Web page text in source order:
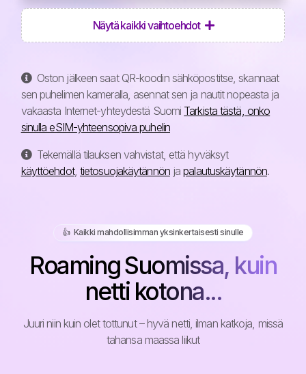
Näytä kaikki vaihtoehdot
Oston jälkeen saat QR-koodin sähköpostitse, skannaat
sen puhelimen kameralla, asennat sen ja nautit nopeasta ja
vakaasta Internet-yhteydestä Suomi Tarkista tästä, onko
sinulla eSIM-yhteensopiva puhelin
Tekemällä tilauksen vahvistat, että hyväksyt
käyttöehdot, tietosuojakäytännönjapalautuskäytännön.
👍️ Kaikki mahdollisimman yksinkertaisesti sinulle
Roaming Suomissa, kuin
netti kotona...
Juuri niin kuin olet tottunut – hyvä netti, ilman katkoja, missä
tahansa maassa liikut